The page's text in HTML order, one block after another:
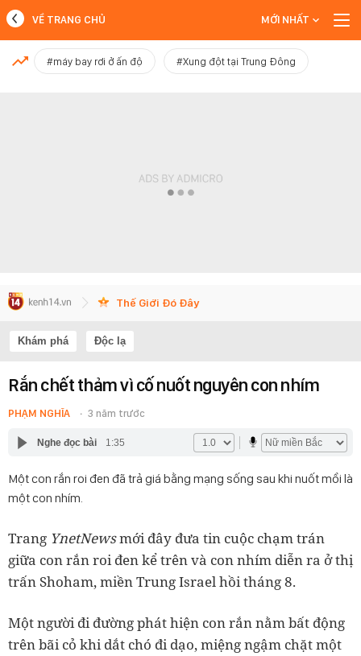
MỚI NHẤT
VỀ TRANG CHỦ MỚI NHẤT
#máy bay rơi ở ấn độ #Xung đột tại Trung Đông
Thế Giới Đó Đây
Khám phá Độc lạ
Rắn chết thảm vì cố nuốt nguyên con nhím
PHẠM NGHĨA 3 năm trước
Nghe đọc bài 1:35
Một con rắn roi đen đã trả giá bằng mạng sống sau khi nuốt mồi là
một con nhím.
Trang YnetNewsmới đây đưa tin cuộc chạm trán
giữa con rắn roi đen kể trên và con nhím diễn ra ở thị
trấn Shoham, miền Trung Israel hồi tháng 8.
Một người đi đường phát hiện con rắn nằm bất động
trên bãi cỏ khi dắt chó đi dạo, miệng ngậm chặt một